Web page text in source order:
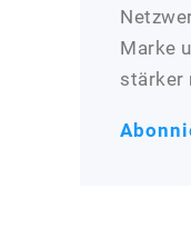
Marke
stärker